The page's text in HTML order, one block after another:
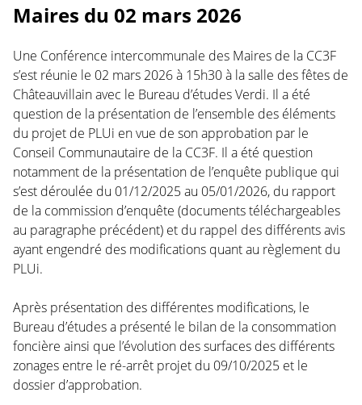
Maires du 02 mars 2026
Une Conférence intercommunale des Maires de la CC3F
s’est réunie le 02 mars 2026 à 15h30 à la salle des fêtes de
Châteauvillain avec le Bureau d’études Verdi. Il a été
question de la présentation de l’ensemble des éléments
du projet de PLUi en vue de son approbation par le
Conseil Communautaire de la CC3F. Il a été question
notamment de la présentation de l’enquête publique qui
s’est déroulée du 01/12/2025 au 05/01/2026, du rapport
de la commission d’enquête (documents téléchargeables
au paragraphe précédent) et du rappel des différents avis
ayant engendré des modifications quant au règlement du
PLUi.
Après présentation des différentes modifications, le
Bureau d’études a présenté le bilan de la consommation
foncière ainsi que l’évolution des surfaces des différents
zonages entre le ré-arrêt projet du 09/10/2025 et le
dossier d’approbation.